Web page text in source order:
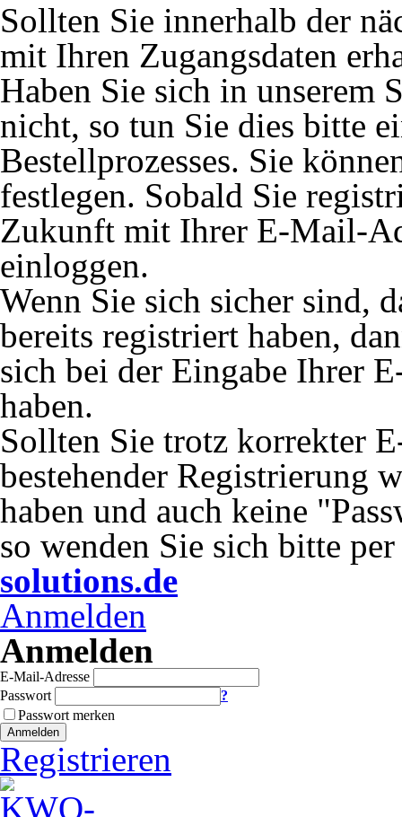
Sollten Sie innerhalb der
mit Ihren Zugangsdaten
Haben Sie sich in unserem
nicht, so tun Sie dies bitte
Bestellprozesses. Sie
festlegen. Sobald Sie
Zukunft mit Ihrer E-Mail-
einloggen.
Wenn Sie sich sicher sind,
bereits registriert haben,
sich bei der Eingabe Ihrer
haben.
Sollten Sie trotz korrekter
bestehender Registrierung
haben und auch keine
so wenden Sie sich bitte
solutions.de
Anmelden
Anmelden
E-Mail-Adresse
Passwort
?
Passwort merken
Anmelden
Registrieren